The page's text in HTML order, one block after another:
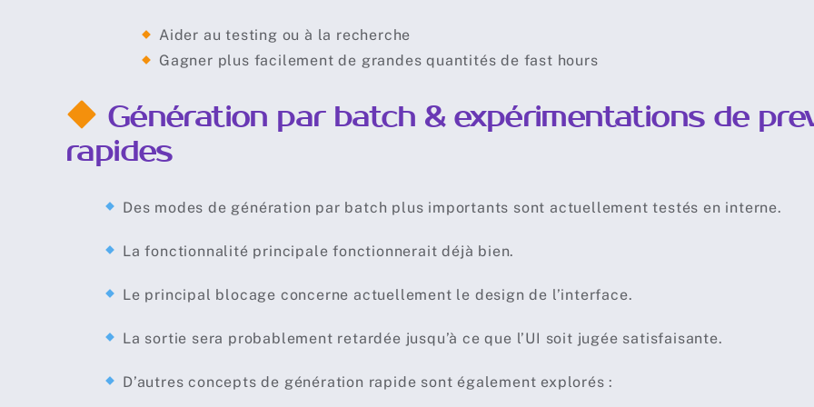
Aider au testing ou à la recherche
Gagner plus facilement de grandes quantités de fast hours
Génération par batch & expérimentations de
rapides
Des modes de génération par batch plus importants sont actuellement testés en interne.
La fonctionnalité principale fonctionnerait déjà bien.
Le principal blocage concerne actuellement le design de l’interface.
La sortie sera probablement retardée jusqu’à ce que l’UI soit jugée satisfaisante.
D’autres concepts de génération rapide sont également explorés :